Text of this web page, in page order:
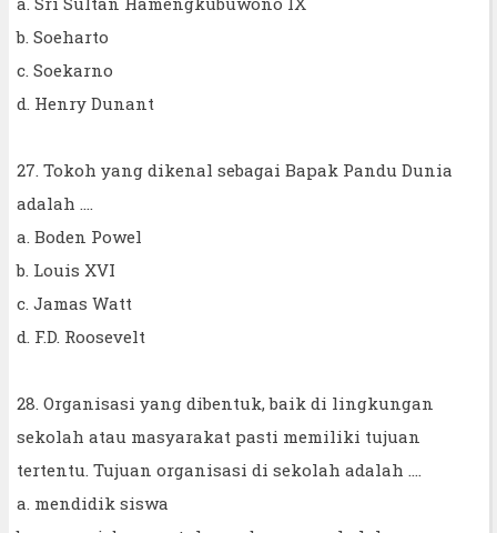
b. Soeharto
c. Soekarno
d. Henry Dunant
27. Tokoh yang dikenal sebagai Bapak Pandu Dunia
adalah ....
a. Boden Powel
b. Louis XVI
c. Jamas Watt
d. F.D. Roosevelt
28. Organisasi yang dibentuk, baik di lingkungan
sekolah atau masyarakat pasti memiliki tujuan
tertentu. Tujuan organisasi di sekolah adalah ....
a. mendidik siswa